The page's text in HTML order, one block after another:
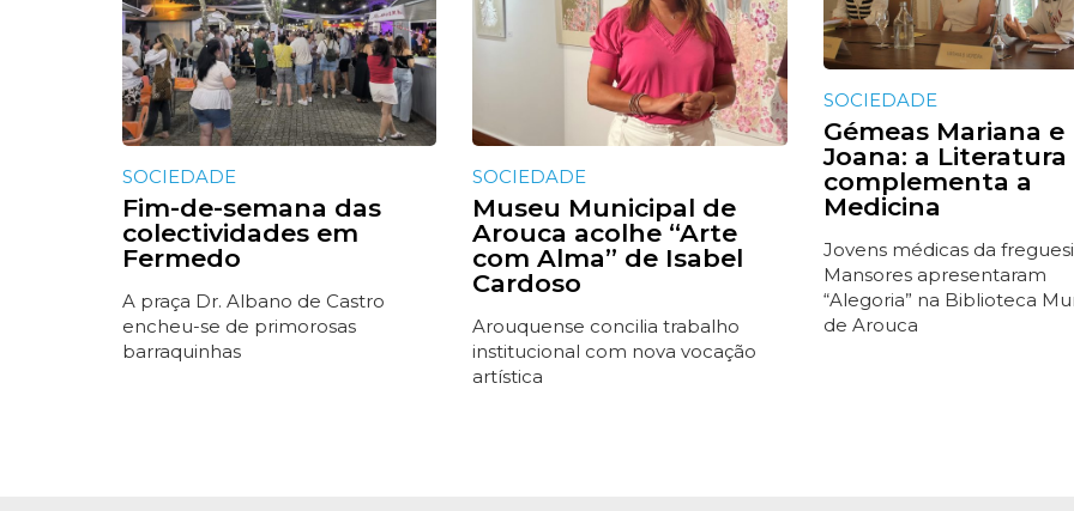
SOCIEDADE
Fim-de-semana das
colectividades em
Fermedo
A praça Dr. Albano de Castro
encheu-se de primorosas
barraquinhas
SOCIEDADE
Museu Municipal de
Arouca acolhe “Arte
com Alma” de Isabel
Cardoso
Arouquense concilia trabalho
institucional com nova vocação
artística
SOCIEDADE
Gémeas Mariana e
Joana: a
complementa a
Medicina
Jovens médicas da
Mansores apresentaram
“Alegoria” na Biblioteca
de Arouca